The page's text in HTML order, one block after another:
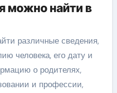
можно найти в
различные сведения,
человека, его дату и
о родителях,
и профессии,